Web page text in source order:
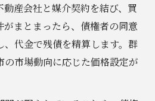
動産会社と媒介契約を結び、買
まとまったら、債権者の同意
、代金で残債を精算します。群
市場動向に応じた価格設定が